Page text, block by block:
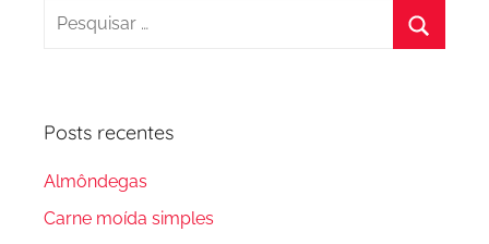
Pesquisar
Posts recentes
Almôndegas
Carne moída simples